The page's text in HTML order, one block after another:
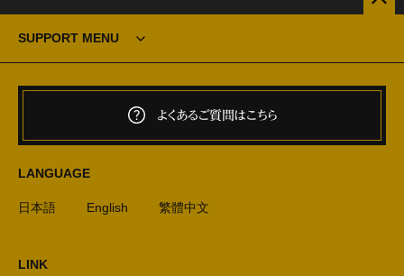
SUPPORT MENU
よくあるご質問はこちら
LANGUAGE
日本語 English 繁體中文
LINK